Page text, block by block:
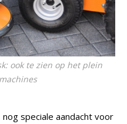
ook te zien op het plein
speciale aandacht voor